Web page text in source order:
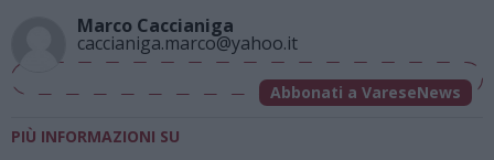
Marco Caccianiga
caccianiga.marco@yahoo.it
Abbonati a VareseNews
PIÙ INFORMAZIONI SU